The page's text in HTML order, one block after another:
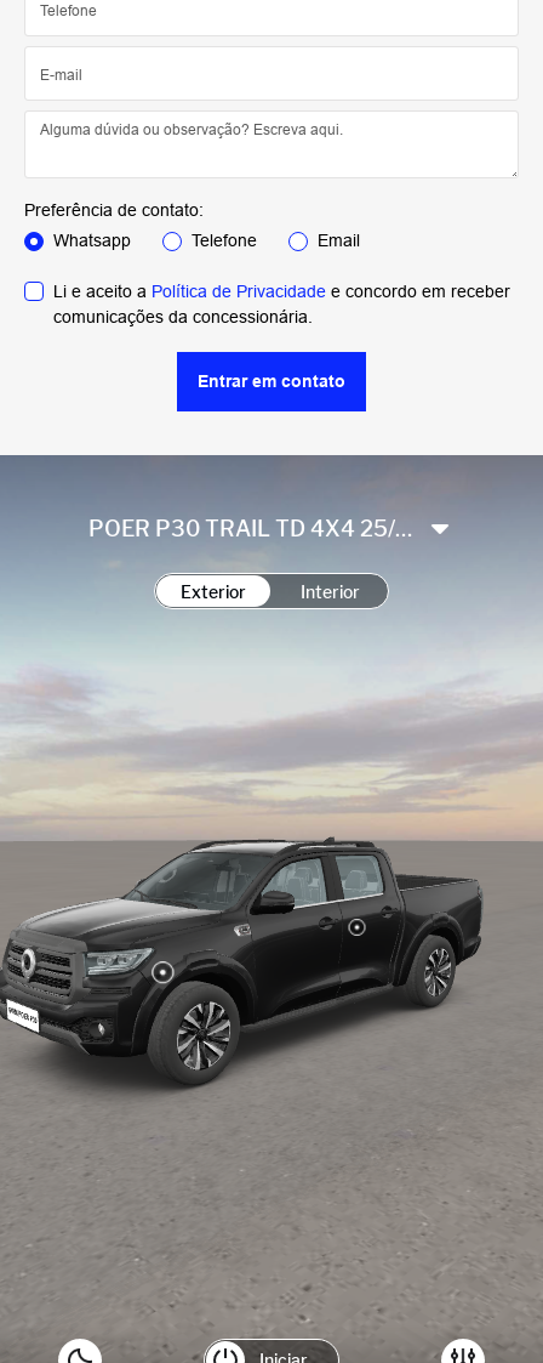
Preferência de contato:
Whatsapp
Telefone Email
Li e aceito a Política de Privacidade e concordo em receber
comunicações da concessionária.
Entrar em contato